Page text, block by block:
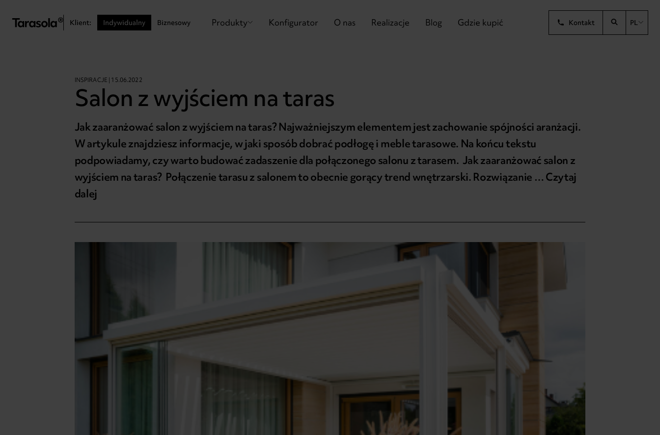
Klient: Indywidualny Biznesowy Produkty Konfigurator O nas Realizacje Blog Gdzie kupić Kontakt PL
INSPIRACJE | 15.06.2022
Salon z wyjściem na taras
Jak zaaranżować salon z wyjściem na taras? Najważniejszym elementem jest zachowanie spójności aranżacji.
W artykule znajdziesz informacje, w jaki sposób dobrać podłogę i meble tarasowe. Na końcu tekstu
podpowiadamy, czy warto budować zadaszenie dla połączonego salonu z tarasem. Jak zaaranżować salon z
wyjściem na taras? Połączenie tarasu z salonem to obecnie gorący trend wnętrzarski. Rozwiązanie … Czytaj
dalej